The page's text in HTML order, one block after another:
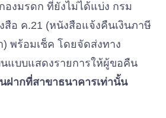
ธนาคาร
หลังจาก
ได้รับ
หนังสือ
ค.21
กับ บัญชี
ธนาคาร
หลังจาก
งมรดก ที่ยังไม่ได้แบ่ง กรม
สือ ค.21 (หนังสือแจ้งคืนเงินภาษี
พร้อมเช็ค โดยจัดส่งทาง
แบบแสดงรายการให้ผู้ขอคืน
ฝากที่สาขาธนาคารเท่านั้น